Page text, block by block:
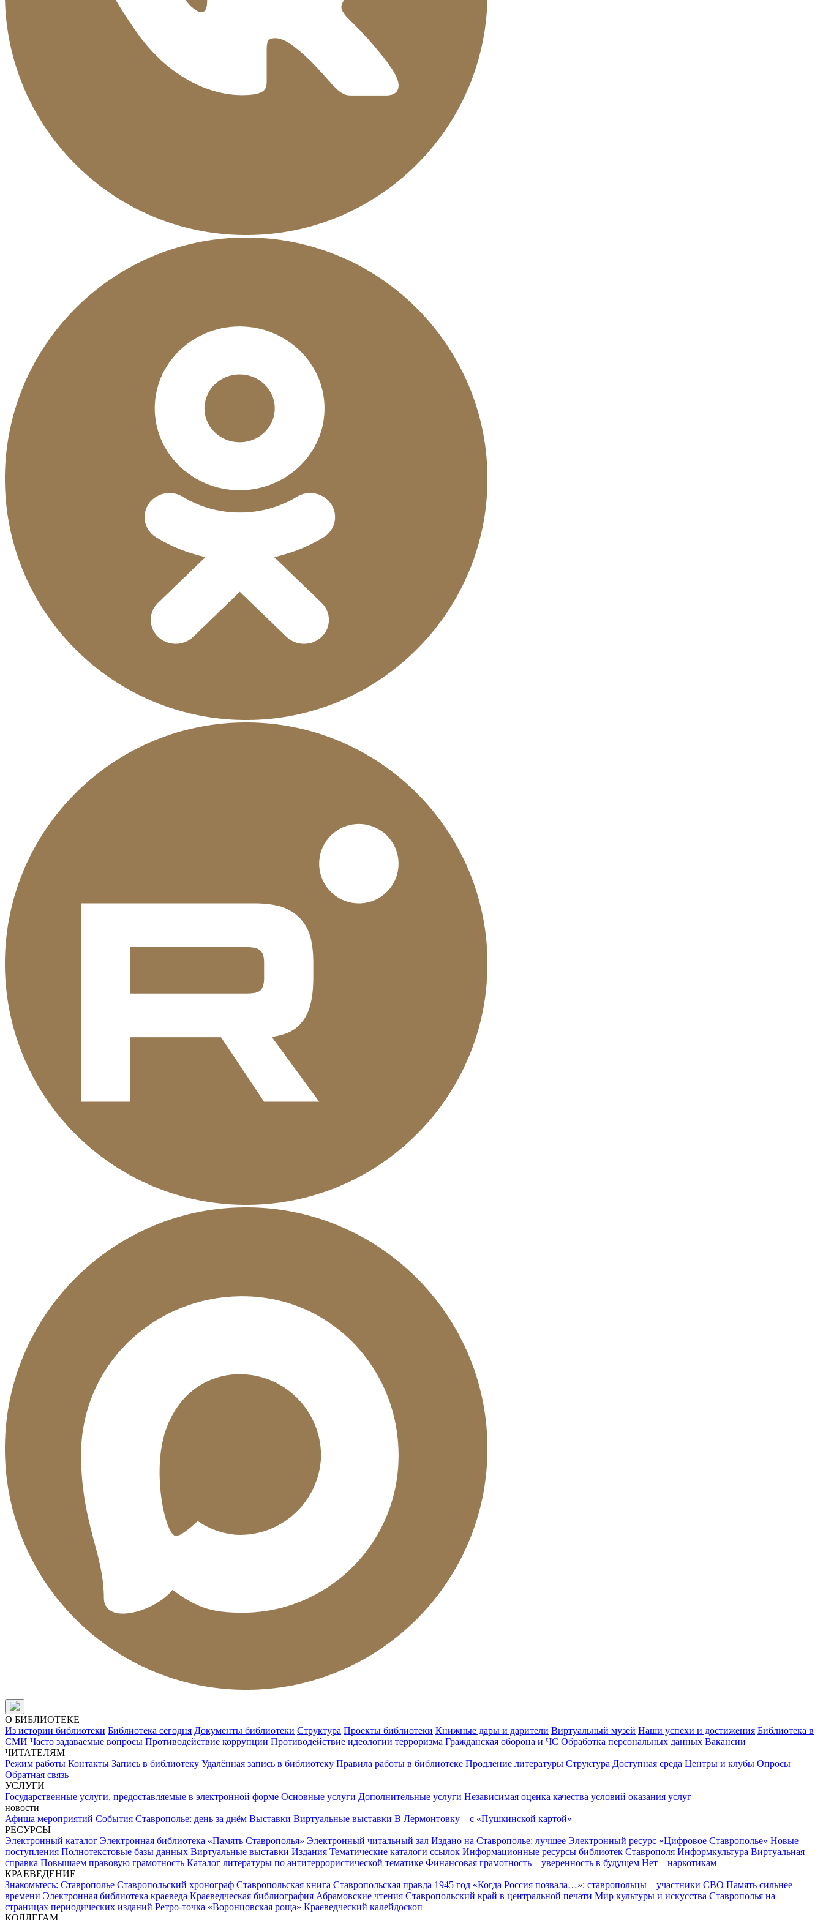
О БИБЛИОТЕКЕ
Из истории библиотеки Библиотека сегодня Документы библиотеки Структура Проекты библиотеки Книжные дары и дарители Виртуальный музей Наши успехи и достижения Библиотека в
СМИ Часто задаваемые вопросы Противодействие коррупции Противодействие идеологии терроризма Гражданская оборона и ЧС Обработка персональных данных Вакансии
ЧИТАТЕЛЯМ
Режим работы Контакты Запись в библиотеку Удалённая запись в библиотеку Правила работы в библиотеке Продление литературы Структура Доступная среда Центры и клубы Опросы
Обратная связь
УСЛУГИ
Государственные услуги, предоставляемые в электронной форме Основные услуги Дополнительные услуги Независимая оценка качества условий оказания услуг
новости
Афиша мероприятий События Ставрополье: день за днём Выставки Виртуальные выставки В Лермонтовку – с «Пушкинской картой»
РЕСУРСЫ
Электронный каталог Электронная библиотека «Память Ставрополья» Электронный читальный зал Издано на Ставрополье: лучшее Электронный ресурс «Цифровое Ставрополье» Новые
поступления Полнотекстовые базы данных Виртуальные выставки Издания Тематические каталоги ссылок Информационные ресурсы библиотек Ставрополя Информкультура Виртуальная
справка Повышаем правовую грамотность Каталог литературы по антитеррористической тематике Финансовая грамотность – уверенность в будущем Нет – наркотикам
КРАЕВЕДЕНИЕ
Знакомьтесь: Ставрополье Ставропольский хронограф Ставропольская книга Ставропольская правда 1945 год «Когда Россия позвала…»: ставропольцы – участники СВО Память сильнее
времени Электронная библиотека краеведа Краеведческая библиография Абрамовские чтения Ставропольский край в центральной печати Мир культуры и искусства Ставрополья на
страницах периодических изданий Ретро-точка «Воронцовская роща» Краеведческий калейдоскоп
КОЛЛЕГАМ